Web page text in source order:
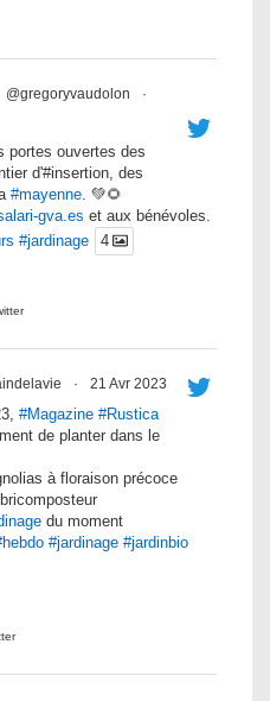
@gregoryvaudolon
·
portes ouvertes des
d'#insertion, des
#mayenne. 💚🌻
gva.es et aux bénévoles.
#jardinage 4
· 21 Avr 2023
#Magazine #Rustica
de planter dans le
à floraison précoce
du moment
#jardinage #jardinbio